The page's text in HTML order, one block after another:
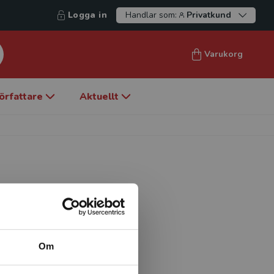
Om
Logga in Handlar som: Privatkund
Varukorg
Aktuellt
pedagogik vid